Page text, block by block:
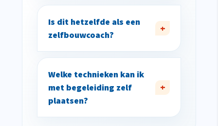
Is dit hetzelfde als een
zelfbouwcoach?
Welke technieken kan ik
met begeleiding zelf
plaatsen?